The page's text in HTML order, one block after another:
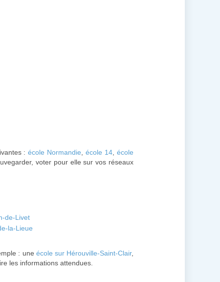
:école Normandie ,école 14 ,école
voter pour elle sur vos réseaux
de-Livet
la-Lieue
: une école sur Hérouville-Saint-Clair,
les informations attendues.